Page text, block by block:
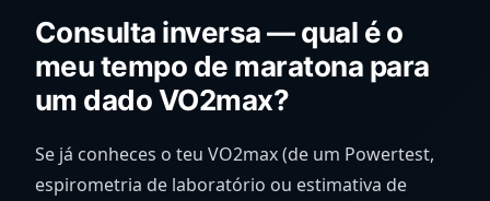
Consulta inversa — qual é o
meu tempo de maratona para
um dado VO2max?
Se já conheces o teu VO2max (de um Powertest,
espirometria de laboratório ou estimativa de